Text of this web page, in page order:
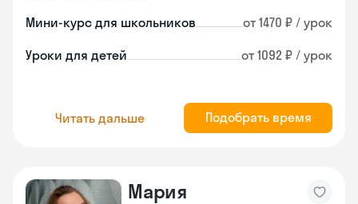
Мини-курс для школьников от 1470 ₽ / урок
Уроки для детей от 1092 ₽ / урок
Читать дальше Подобрать время
Мария